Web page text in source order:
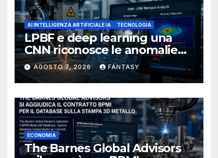
AI INTELLIGENZA ARTIFICIALE IA TECNOLOGIA
LPBF e deep learning una
CNN riconosce le anomalie
del bagno di fusione
AGOSTO 7, 2026 FANTASY
ECONOMIA
The Barnes Global Advisors